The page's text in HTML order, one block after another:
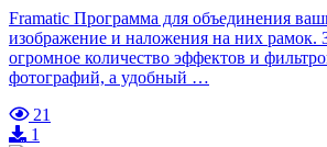
Framatic Программа для объединения
изображение и наложения на них рамок.
огромное количество эффектов и
фотографий, а удобный …
21
1